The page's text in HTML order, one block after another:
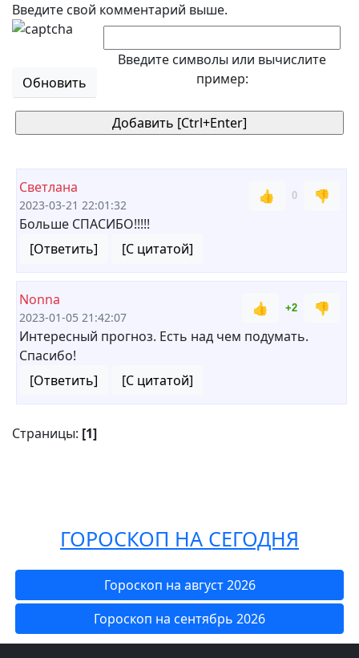
Введите свой комментарий выше.
Обновить
Введите символы или вычислите
пример:
Светлана
2023-03-21 22:01:32
👍 0
👎
Больше СПАСИБО!!!!!
[Ответить]
[С цитатой]
Nonna
2023-01-05 21:42:07
👍 +2
👎
Интересный прогноз. Есть над чем подумать.
Спасибо!
[Ответить]
[С цитатой]
Страницы: [1]
ГОРОСКОП НА СЕГОДНЯ
Гороскоп на август 2026
Гороскоп на сентябрь 2026